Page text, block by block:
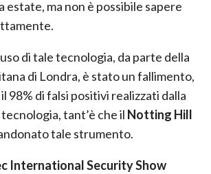
estate, ma non è possibile sapere
di tale tecnologia, da parte della
di Londra, è stato un fallimento,
98% di falsi positivi realizzati dalla
tant’è che il Notting Hill
tale strumento.
International Security Show